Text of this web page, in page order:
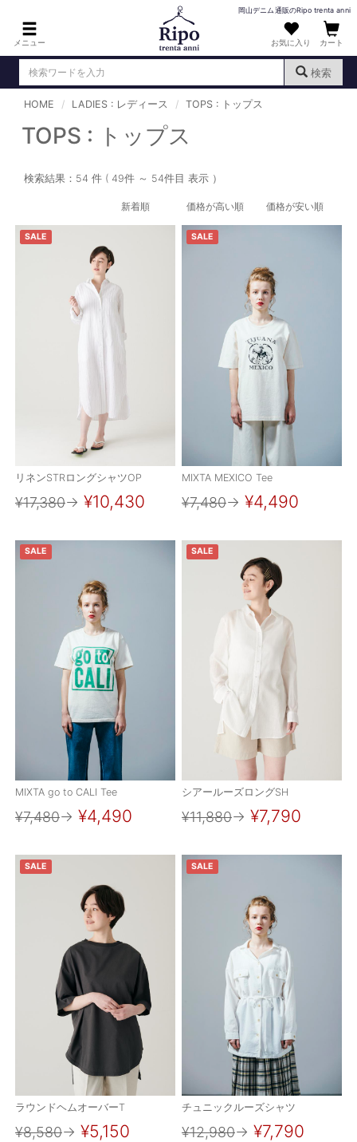
メニュー
岡山デニム通販のRipo trenta anni
お気に入り カート
検索
DENIM : デニム
PANTS : パンツ
TOPS : トップス
T-SHIRT : Tシャツ
KNIT : ニット
SHIRT : シャツ
OUTERS : アウター
LADIES : レディース
DENIM : デニム
PANTS/SKIRT : パンツ・スカート
TOPS : トップス
OUTLET : アウトレット
MENS : メンズ
LADIES : レディース
新規会員登録
お買い物カゴ
ご利用ガイド
特定商取引法に基づく表記
ご利用規約
HOME LADIES : レディース TOPS : トップス
TOPS : トップス
検索結果：54 件 ( 49件 ～ 54件目 表示 ）
新着順 価格が高い順 価格が安い順
SALE
リネンSTRロングシャツOP
¥17,380→ ¥10,430
SALE
MIXTA MEXICO Tee
¥7,480→ ¥4,490
SALE
MIXTA go to CALI Tee
¥7,480→ ¥4,490
SALE
シアールーズロングSH
¥11,880→ ¥7,790
SALE
ラウンドヘムオーバーT
¥8,580→ ¥5,150
SALE
チュニックルーズシャツ
¥12,980→ ¥7,790